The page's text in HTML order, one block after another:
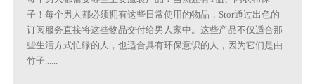
子！每个男人都必须拥有这些日常使用的物品，Stor通过出色的
订阅服务直接将这些物品交付给男人家中。这些产品不仅适合那
些生活方式忙碌的人，也适合具有环保意识的人，因为它们是由
竹子......